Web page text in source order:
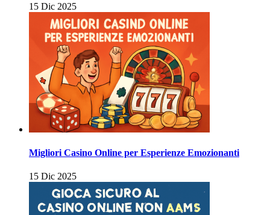
15 Dic 2025
Migliori Casino Online per Esperienze Emozionanti
15 Dic 2025